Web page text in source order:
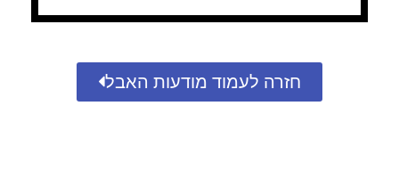
חזרה לעמוד מודעות האבל